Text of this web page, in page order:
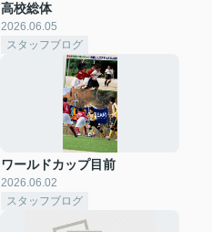
高校総体
2026.06.05
スタッフブログ
ワールドカップ目前
2026.06.02
スタッフブログ